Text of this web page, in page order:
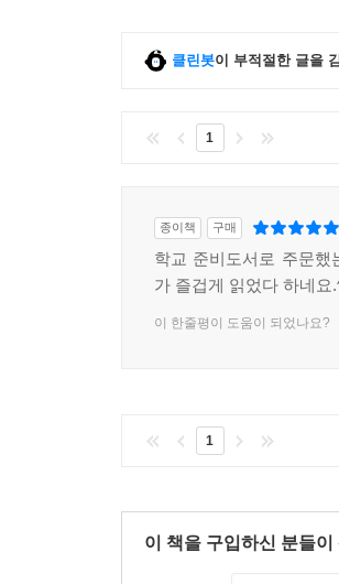
클린봇이 부적절한 글을
1
종이책 구매
학교 준비도서로 주문
가 즐겁게 읽었다 하네요
이 한줄평이 도움이 되었나요?
1
이 책을 구입하신 분들이